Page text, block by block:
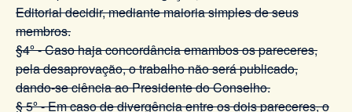
Editorial decidir, mediante maioria simples de seus
membros.
§4º - Caso haja concordância emambos os pareceres,
pela desaprovação, o trabalho não será publicado,
dando-se ciência ao Presidente do Conselho.
§ 5º - Em caso de divergência entre os dois pareceres, o